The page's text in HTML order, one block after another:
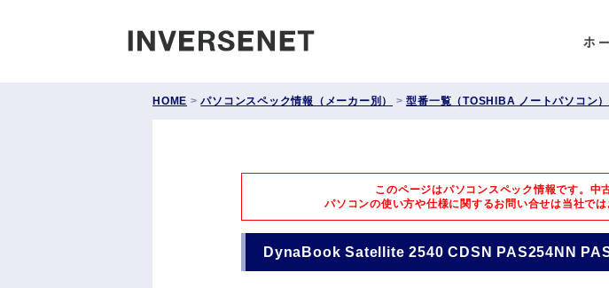
HOME >パソコンスペック情報（メーカー別） >型番一覧（TOSHIBA ノートパソコン）
このページはパソコンスペック情報です。中
パソコンの使い方や仕様に関するお問い合せは当社で
DynaBook Satellite 2540 CDSN PAS254NN